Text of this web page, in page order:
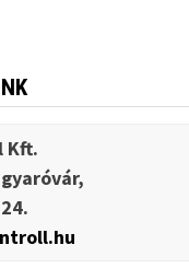
Kft.